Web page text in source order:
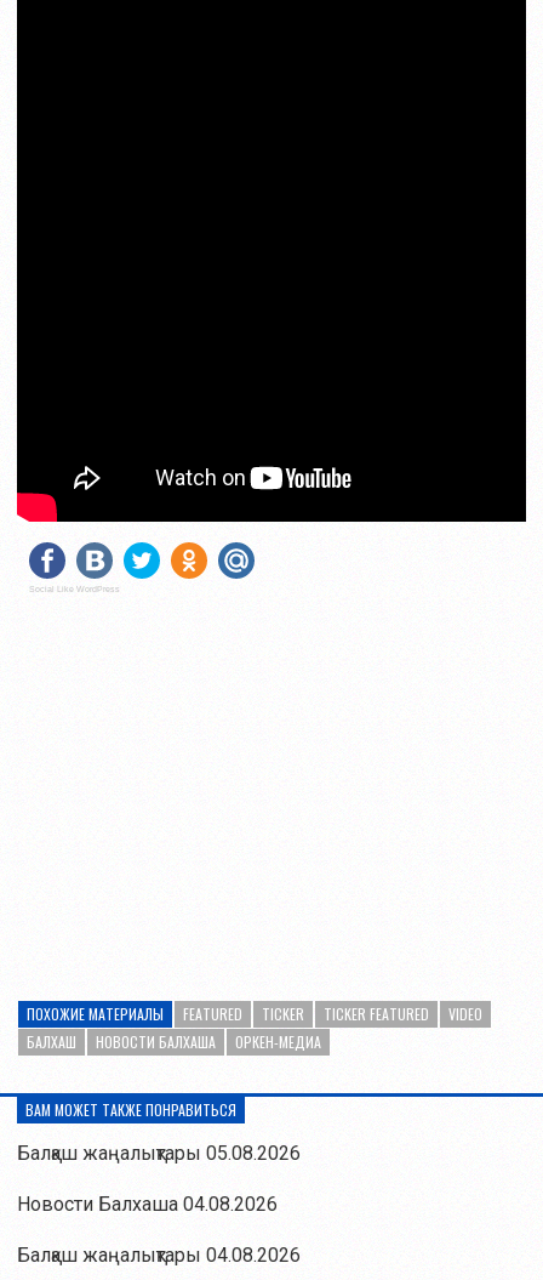
Social Like WordPress
ПОХОЖИЕ МАТЕРИАЛЫ FEATURED TICKER TICKER FEATURED
VIDEO
БАЛХАШ
НОВОСТИ БАЛХАША ОРКЕН-МЕДИА
ВАМ МОЖЕТ ТАКЖЕ ПОНРАВИТЬСЯ
Балқаш жаңалықтары 05.08.2026
Новости Балхаша 04.08.2026
Балқаш жаңалықтары 04.08.2026